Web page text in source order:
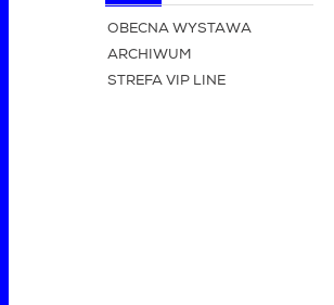
OBECNA WYSTAWA
ARCHIWUM
STREFA VIP LINE